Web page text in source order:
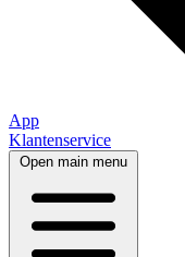
App
Klantenservice
Open main menu